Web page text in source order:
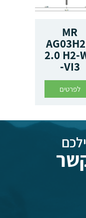
MR
2.0 H2-
-VI3
לפרטים